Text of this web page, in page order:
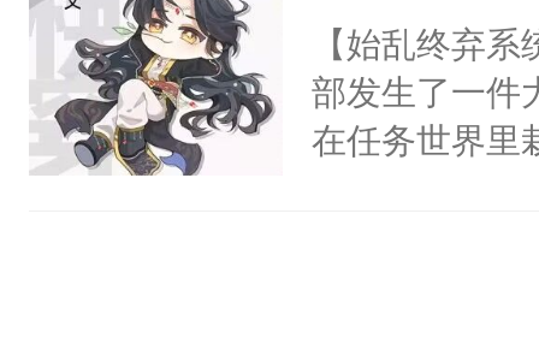
塞。陆以朝
以朝啊，我来
距，抓着乱
至在他发热
变，李砚寒总
戏？”却又默
浑身是血将他
【始乱终弃
部发生了一件
在任务世界里